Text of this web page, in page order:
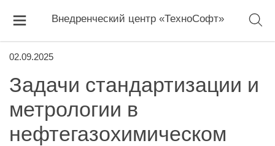
Внедренческий центр «ТехноСофт»
02.09.2025
Задачи стандартизации и
метрологии в
нефтегазохимическом